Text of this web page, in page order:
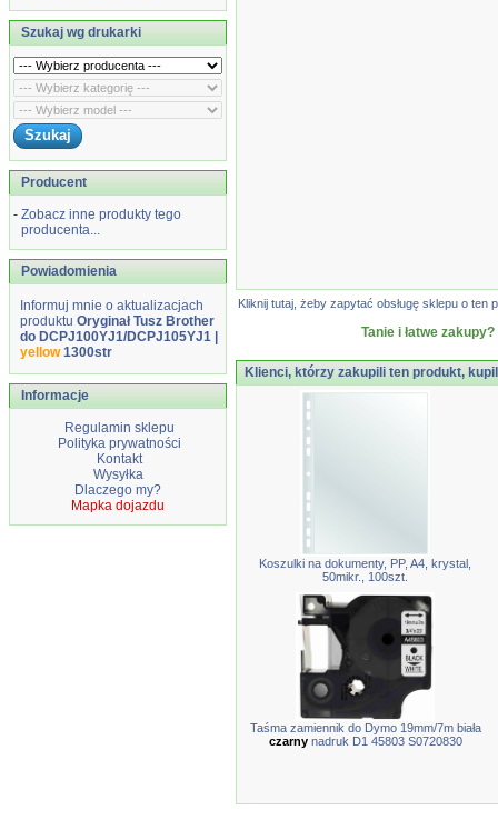
Szukaj wg drukarki
Producent
- Zobacz inne produkty tego
producenta...
Powiadomienia
Informuj mnie o aktualizacjach
produktu Oryginał Tusz Brother
do DCPJ100YJ1/DCPJ105YJ1 |
yellow1300str
Informacje
Regulamin sklepu
Polityka prywatności
Kontakt
Wysyłka
Dlaczego my?
Mapka dojazdu
Kliknij tutaj, żeby zapytać obsługę sklepu o
Tanie i łatwe
Klienci, którzy zakupili ten produkt,
Koszulki na dokumenty, PP, A4, krystal,
50mikr., 100szt.
Taśma zamiennik do Dymo 19mm/7m biała
czarnynadruk D1 45803 S0720830